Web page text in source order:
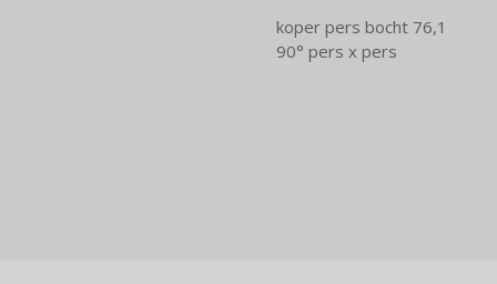
koper pers bocht 76,1
90° pers x pers